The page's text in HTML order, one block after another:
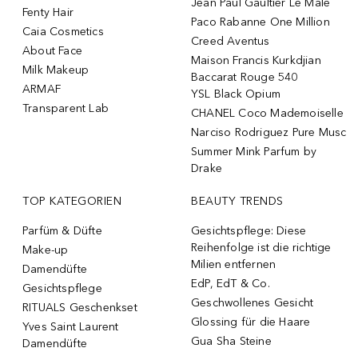
Fenty Hair
Caia Cosmetics
About Face
Milk Makeup
ARMAF
Transparent Lab
Jean Paul Gaultier Le Male
Paco Rabanne One Million
Creed Aventus
Maison Francis Kurkdjian
Baccarat Rouge 540
YSL Black Opium
CHANEL Coco Mademoiselle
Narciso Rodriguez Pure Musc
Summer Mink Parfum by
Drake
TOP KATEGORIEN
Parfüm & Düfte
Make-up
Damendüfte
Gesichtspflege
RITUALS Geschenkset
Yves Saint Laurent
Damendüfte
BEAUTY TRENDS
Gesichtspflege: Diese
Reihenfolge ist die richtige
Milien entfernen
EdP, EdT & Co.
Geschwollenes Gesicht
Glossing für die Haare
Gua Sha Steine